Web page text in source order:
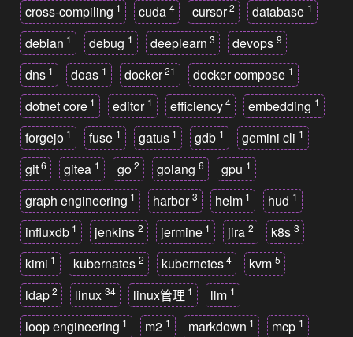
cross-compiling 1 cuda 4 cursor 2 database 1
debian 1 debug 1 deeplearn 3 devops 9
dns 1 doas 1 docker 21 docker compose 1
dotnet core 1 editor 1 efficiency 4 embedding 1
forgejo 1 fuse 1 gatus 1 gdb 1 gemini cli 1
git 6 gitea 1 go 2 golang 6 gpu 1
graph engineering 1 harbor 3 helm 1 hud 1
influxdb 1 jenkins 2 jermine 1 jira 2 k8s 3
kimi 1 kubernates 2 kubernetes 4 kvm 5
ldap 2 linux 34 linux管理 1 llm 1
loop engineering 1 m2 1 markdown 1 mcp 1